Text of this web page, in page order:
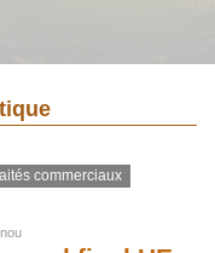
commerciaux